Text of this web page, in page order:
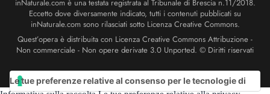
inNaturale.com è una testata registrata al Tribunale di Brescia n.11/2018.
Eccetto dove diversamente indicato, tutti i contenuti pubblicati su
inNaturale.com sono rilasciati sotto Licenza Creative Commons.
Quest’opera è distribuita con Licenza Creative Commons Attribuzione -
Non commerciale - Non opere derivate 3.0 Unported. © Diritti riservati
Le tue preferenze relative al consenso per le tecnologie di